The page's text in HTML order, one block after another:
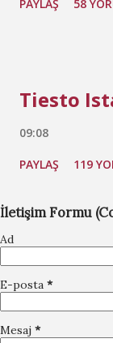
PAYLAŞ 58
Tiesto
09:08
PAYLAŞ 119
İletişim Formu
Ad
E-posta *
Mesaj *